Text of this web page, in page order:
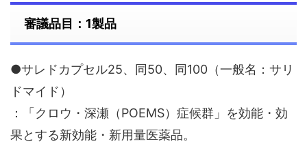
審議品目：1製品
●サレドカプセル25、同50、同100（一般名：サリ
ドマイド）
：「クロウ・深瀬（POEMS）症候群」を効能・効
果とする新効能・新用量医薬品。